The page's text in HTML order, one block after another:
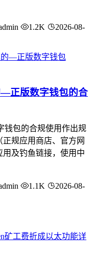
1.2K
2026-08-
正版数字钱包的合
钱包的合规使用作出规
规应用商店、官方网
及钓鱼链接，使用中
1.1K
2026-08-